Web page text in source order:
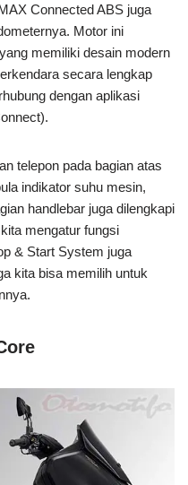
Connected ABS juga
Motor ini
memiliki desain modern
secara lengkap
dengan aplikasi
telepon pada bagian atas
indikator suhu mesin,
handlebar juga dilengkapi
mengatur fungsi
& Start System juga
kita bisa memilih untuk